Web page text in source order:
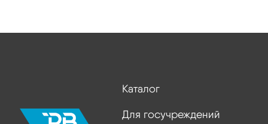
Каталог
Для госучреждений